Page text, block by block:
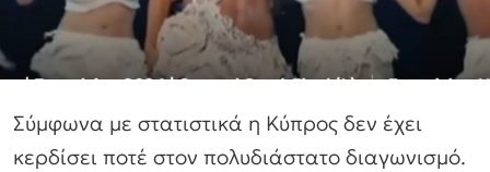
Σύμφωνα με στατιστικά η Κύπρος δεν έχει
κερδίσει ποτέ στον πολυδιάστατο διαγωνισμό.